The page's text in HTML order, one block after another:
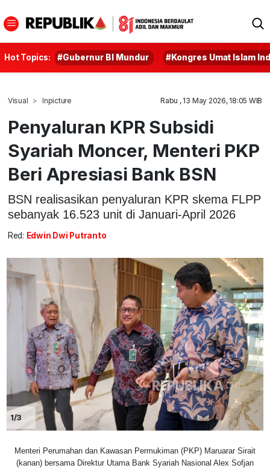
Hot Topics: #Gubernur BI Mundur #Kongres Umat Islam
Visual Inpicture Rabu , 13 May 2026, 18:05 WIB
Penyaluran KPR Subsidi
Syariah Moncer, Menteri PKP
Beri Apresiasi Bank BSN
BSN realisasikan penyaluran KPR skema FLPP
sebanyak 16.523 unit di Januari-April 2026
Red: Edwin Dwi Putranto
1/3
Menteri Perumahan dan Kawasan Permukiman (PKP) Maruarar Sirait
(kanan) bersama Direktur Utama Bank Syariah Nasional Alex Sofjan